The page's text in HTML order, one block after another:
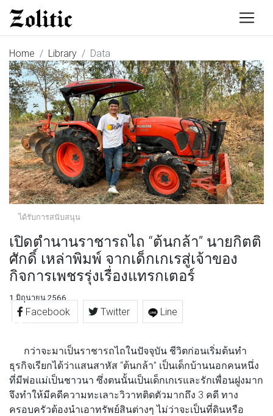
Home Library Data
ได้รับการสนับสนุน
เปิดตำนานราชารถไถ “ต้นกล้า” นายกิตติ
ศักดิ์ เหล่าพิมพ์ จากเด็กเกเรสู่เจ้าของ
กิจการเพชรรุ่งเรื่องแทรกเตอร์
1 มิถุนายน 2566
Facebook Twitter Line
กว่าจะมาเป็นราชารถไถในปัจจุบัน ชีวิตก่อนเริ่มต้นทำ
ธุรกิจเรียกได้ว่าแสนสาหัส “ต้นกล้า” เป็นเด็กบ้านนอกคนหนึ่ง
ที่มีพ่อแม่เป็นชาวนา ซึ่งตนนั้นเป็นเด็กเกเรและรักเพื่อนฝูงมาก
จึงทำให้มีคดีความทะเลาะวิวาทติดตัวมากถึง 3 คดี ทาง
ครอบครัวต้องนำเอาทรัพย์สินต่างๆ ไม่ว่าจะเป็นที่ดินหรือ